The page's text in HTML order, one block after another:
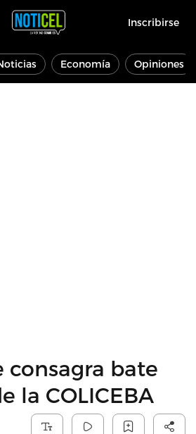
Inscribirse
Economía Opiniones
consagra bate
la COLICEBA